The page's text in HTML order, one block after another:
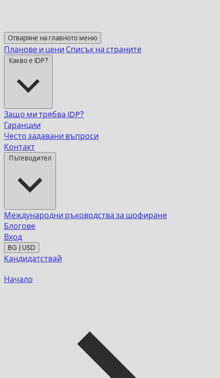
Отваряне на главното меню
Планове и цени Списък на страните
Какво е IDP?
Защо ми трябва IDP?
Гаранции
Често задавани въпроси
Контакт
Пътеводител
Международни ръководства за шофиране
Блогове
Вход
BG | USD
Кандидатствай
Начало